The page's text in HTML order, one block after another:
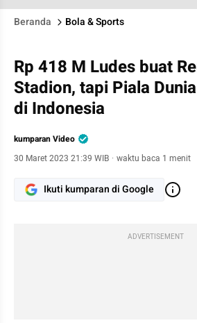
Beranda Bola & Sports
Rp 418 M Ludes buat
Stadion, tapi Piala
di Indonesia
kumparan Video
30 Maret 2023 21:39 WIB · waktu baca 1 menit
Ikuti kumparan di Google
ADVERTISEMENT